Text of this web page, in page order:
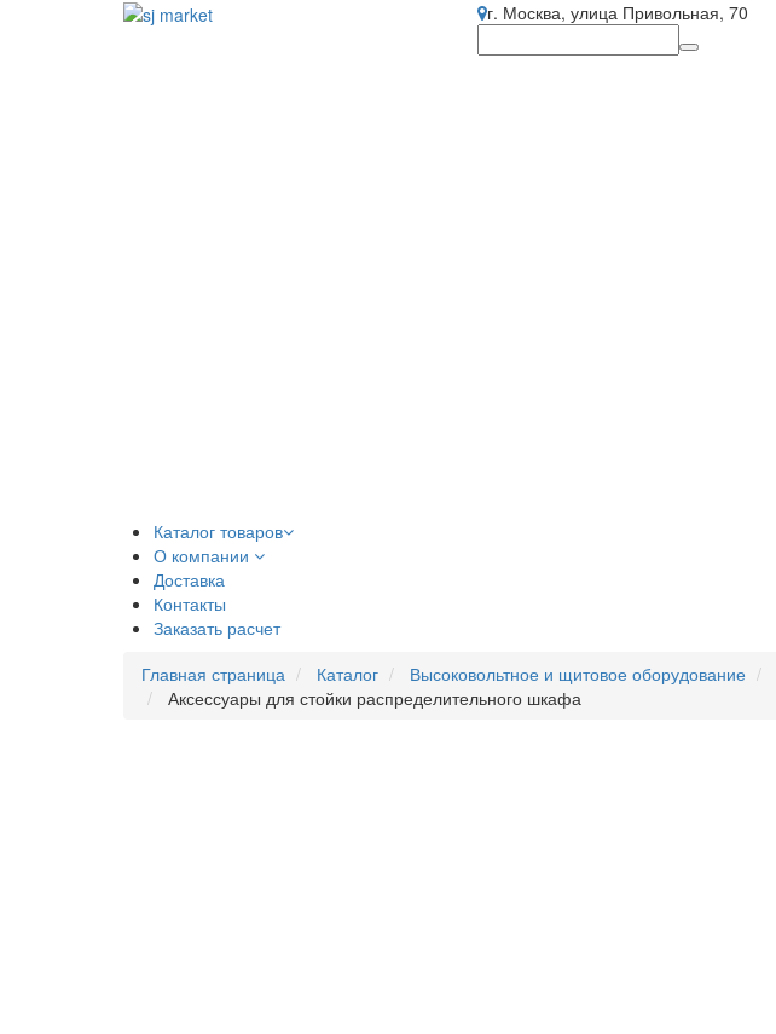
г. Москва, улица Привольная, 70
Каталог товаров
О компании
Доставка
Контакты
Заказать расчет
Главная страница
Каталог Высоковольтное и щитовое оборудование
Аксессуары для стойки распределительного шкафа